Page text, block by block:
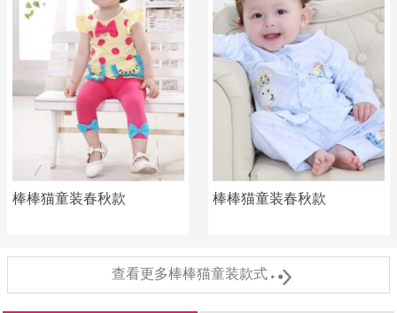
棒棒猫童装春秋款 棒棒猫童装春秋款
查看更多棒棒猫童装款式